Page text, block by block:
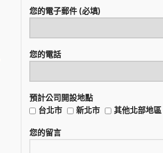
您的電子郵件 (必填)
您的電話
預計公司開設地點
台北市
新北市 其他北部地區
您的留言